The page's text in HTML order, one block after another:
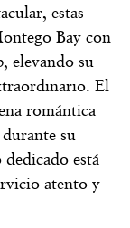
estas
Bay con
elevando su
El
romántica
su
está
atento y